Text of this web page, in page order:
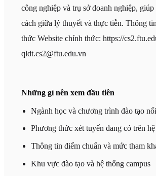
công nghiệp và trụ sở doanh nghiệp,
cách giữa lý thuyết và thực tiễn. Thông
thức Website chính thức: https://
qldt.cs2@ftu.edu.vn
Những gì nên xem đầu tiên
Ngành học và chương trình đào tạo
Phương thức xét tuyển đang có trên
Thông tin điểm chuẩn và mức tham
Khu vực đào tạo và hệ thống campus